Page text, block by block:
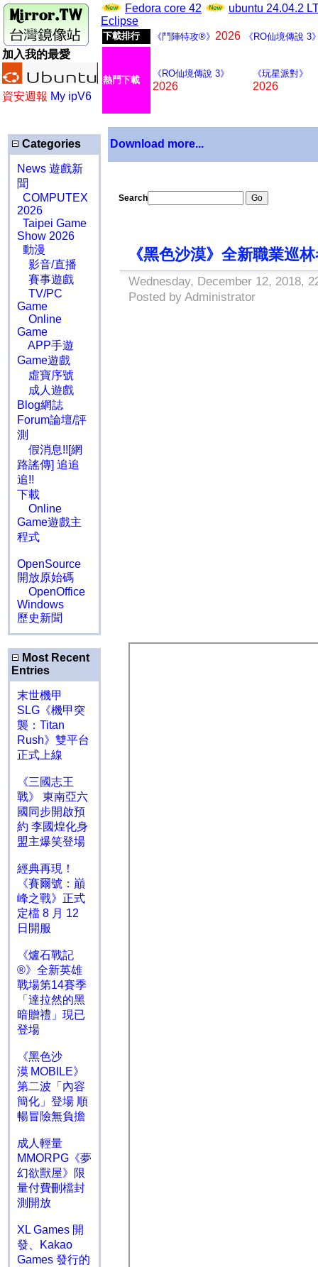
加入我的最愛
資安週報 My ipV6
Fedora core 42
ubuntu 24.04.2
Eclipse
下載排行 《鬥陣特攻®》 2026 《RO仙境傳說 3
熱門下載
《RO仙境傳說 3》
2026
《玩星派對》
2026
Categories
News 遊戲新
聞
COMPUTEX
2026
Taipei Game
Show 2026
動漫
影音/直播
賽事遊戲
TV/PC
Game
Online
Game
APP手遊
Game遊戲
虛寶序號
成人遊戲
Blog網誌
Forum論壇/評
測
假消息!![網
路謠傳] 追追
追!!
下載
Online
Game遊戲主
程式
OpenSource
開放原始碼
OpenOffice
Windows
歷史新聞
Most Recent
Entries
末世機甲
SLG《機甲突
襲：Titan
Rush》雙平台
正式上線
《三國志王
戰》 東南亞六
國同步開啟預
約 李國煌化身
盟主爆笑登場
經典再現！
《賽爾號：巔
峰之戰》正式
定檔 8 月 12
日開服
《爐石戰記
®》全新英雄
戰場第14賽季
「達拉然的黑
暗贈禮」現已
登場
《黑色沙
漠 MOBILE》
第二波「內容
簡化」登場 順
暢冒險無負擔
成人輕量
MMORPG《夢
幻欲獸屋》限
量付費刪檔封
測開放
XL Games 開
發、Kakao
Games 發行的
Download more...
Search
《黑色沙漠》全新職業巡
Wednesday, December 12, 2018,
Posted by Administrator